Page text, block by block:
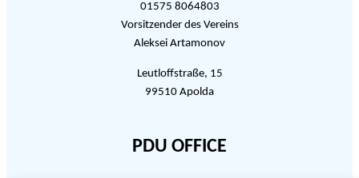
01575 8064803
Vorsitzender des Vereins
Aleksei Artamonov
Leutloffstraße, 15
99510 Apolda
PDU OFFICE